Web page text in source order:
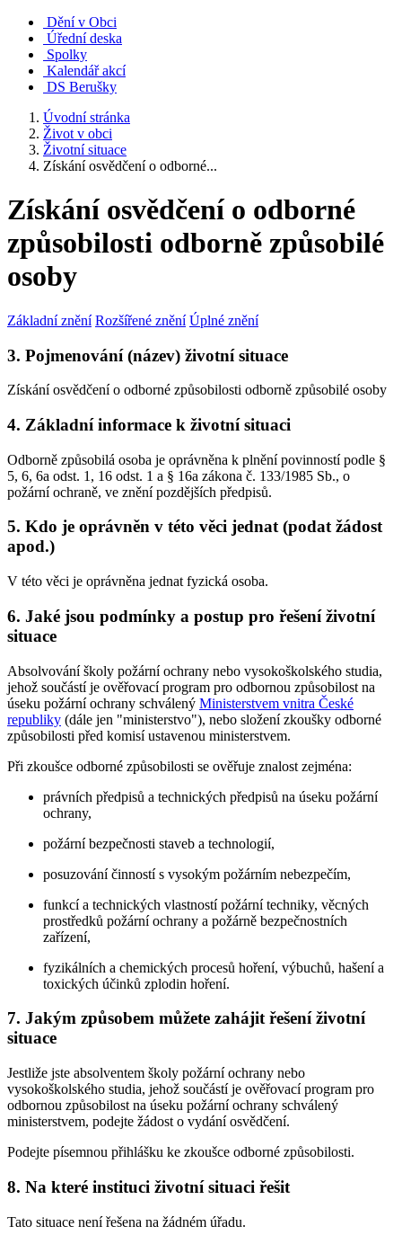
Dění v Obci
Úřední deska
Spolky
Kalendář akcí
DS Berušky
Úvodní stránka
Život v obci
Životní situace
Získání osvědčení o odborné...
Získání osvědčení o odborné
způsobilosti odborně způsobilé
osoby
Základní znění Rozšířené znění Úplné znění
3. Pojmenování (název) životní situace
Získání osvědčení o odborné způsobilosti odborně způsobilé osoby
4. Základní informace k životní situaci
Odborně způsobilá osoba je oprávněna k plnění povinností podle §
5, 6, 6a odst. 1, 16 odst. 1 a § 16a zákona č. 133/1985 Sb., o
požární ochraně, ve znění pozdějších předpisů.
5. Kdo je oprávněn v této věci jednat (podat žádost
apod.)
V této věci je oprávněna jednat fyzická osoba.
6. Jaké jsou podmínky a postup pro řešení životní
situace
Absolvování školy požární ochrany nebo vysokoškolského studia,
jehož součástí je ověřovací program pro odbornou způsobilost na
úseku požární ochrany schválený Ministerstvem vnitra České
republiky (dále jen "ministerstvo"), nebo složení zkoušky odborné
způsobilosti před komisí ustavenou ministerstvem.
Při zkoušce odborné způsobilosti se ověřuje znalost zejména:
právních předpisů a technických předpisů na úseku požární
ochrany,
požární bezpečnosti staveb a technologií,
posuzování činností s vysokým požárním nebezpečím,
funkcí a technických vlastností požární techniky, věcných
prostředků požární ochrany a požárně bezpečnostních
zařízení,
fyzikálních a chemických procesů hoření, výbuchů, hašení a
toxických účinků zplodin hoření.
7. Jakým způsobem můžete zahájit řešení životní
situace
Jestliže jste absolventem školy požární ochrany nebo
vysokoškolského studia, jehož součástí je ověřovací program pro
odbornou způsobilost na úseku požární ochrany schválený
ministerstvem, podejte žádost o vydání osvědčení.
Podejte písemnou přihlášku ke zkoušce odborné způsobilosti.
8. Na které instituci životní situaci řešit
Tato situace není řešena na žádném úřadu.